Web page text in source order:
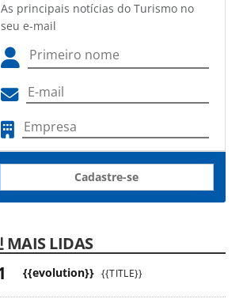
As principais notícias do Turismo no
seu e-mail
Cadastre-se
MAIS LIDAS
{{evolution}} {{TITLE}}